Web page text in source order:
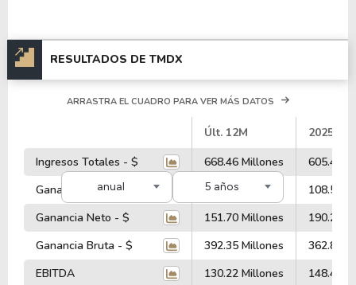
RESULTADOS DE TMDX
anual 5 años
ARRASTRA EL CUADRO PARA VER MÁS DATOS
Últ. 12M
2025
Ingresos Totales - $
668.46 Millones
605.49
Ganancia Operativa - $
81.61 Millones
108.58
Ganancia Neto - $
151.70 Millones
190.29
Ganancia Bruta - $
392.35 Millones
362.81
EBITDA
130.22 Millones 148.49